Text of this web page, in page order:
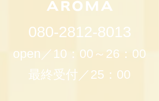
080-2812-8013
open／10：00～26：00
最終受付／25：00